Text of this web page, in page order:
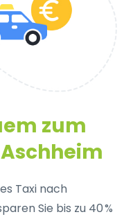
zum
Aschheim
Taxi nach
Sie bis zu 40 %